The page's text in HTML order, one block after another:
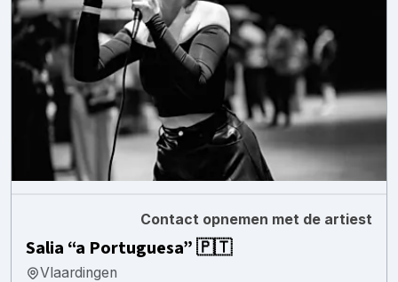
Contact opnemen met de artiest
Salia “a Portuguesa” 🇵🇹
Vlaardingen